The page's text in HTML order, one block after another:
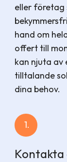
eller företag
hand om
offert till
kan njuta av
tilltalande
dina behov.
1.
Kontakta